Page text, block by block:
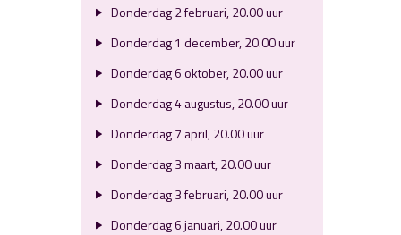
Donderdag 2 februari, 20.00 uur
Donderdag 1 december, 20.00 uur
Donderdag 6 oktober, 20.00 uur
Donderdag 4 augustus, 20.00 uur
Donderdag 7 april, 20.00 uur
Donderdag 3 maart, 20.00 uur
Donderdag 3 februari, 20.00 uur
Donderdag 6 januari, 20.00 uur